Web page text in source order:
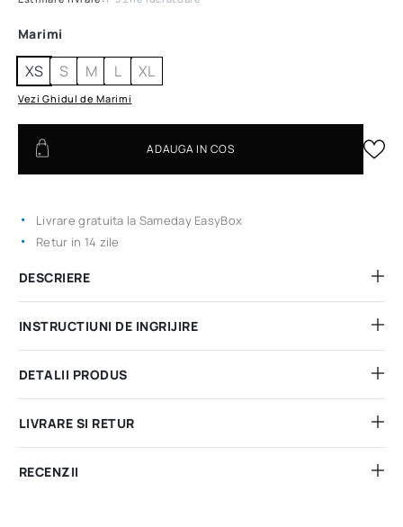
Marimi
XS S M L XL
Vezi Ghidul de Marimi
ADAUGA IN COS
Livrare gratuita la Sameday EasyBox
Retur in 14 zile
DESCRIERE
INSTRUCTIUNI DE INGRIJIRE
DETALII PRODUS
LIVRARE SI RETUR
RECENZII